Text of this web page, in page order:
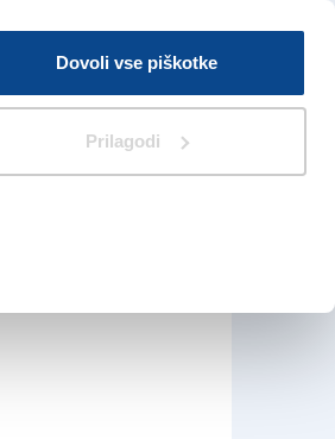
Dovoli vse piškotke
Prilagodi
V Kioskih
Iskanje